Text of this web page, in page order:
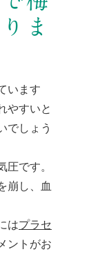
ま
います
やすいと
でしょう
圧です。
崩し、血
はプラセ
ントがお